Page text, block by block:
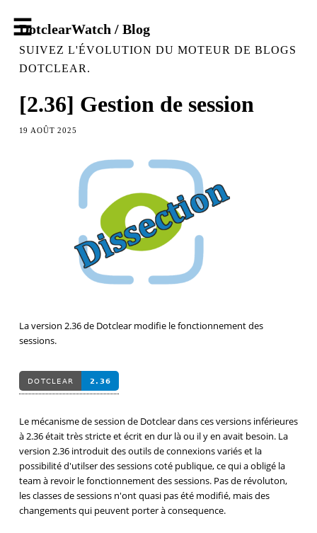
DotclearWatch / Blog
SUIVEZ L'ÉVOLUTION DU MOTEUR DE BLOGS
DOTCLEAR.
[2.36] Gestion de session
19 AOÛT 2025
La version 2.36 de Dotclear modifie le fonctionnement des
sessions.
Le mécanisme de session de Dotclear dans ces versions inférieures
à 2.36 était très stricte et écrit en dur là ou il y en avait besoin. La
version 2.36 introduit des outils de connexions variés et la
possibilité d'utilser des sessions coté publique, ce qui a obligé la
team à revoir le fonctionnement des sessions. Pas de révoluton,
les classes de sessions n'ont quasi pas été modifié, mais des
changements qui peuvent porter à consequence.